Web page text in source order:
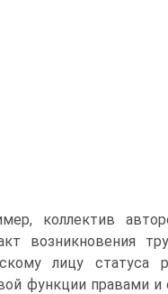
коллектив
возникновения
лицу статуса
функции правами и